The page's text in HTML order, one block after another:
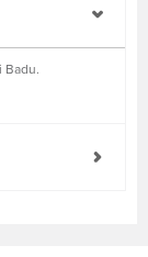
Badu.